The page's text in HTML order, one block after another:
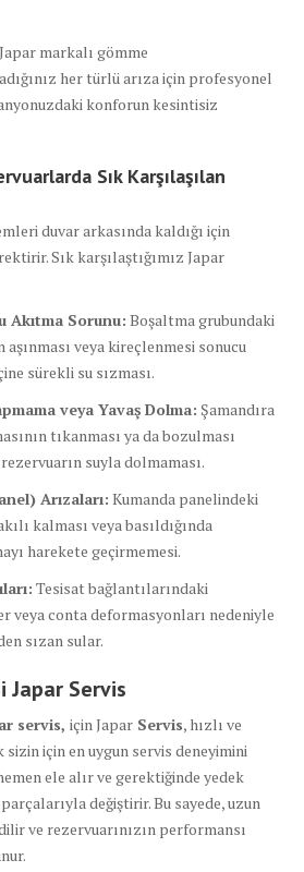
markalı gömme
her türlü arıza için profesyonel
konforun kesintisiz
Sık Karşılaşılan
duvar arkasında kaldığı için
Sık karşılaştığımız Japar
Akıtma Sorunu: Boşaltma grubundaki
aşınması veya kireçlenmesi sonucu
sürekli su sızması.
veya Yavaş Dolma: Şamandıra
tıkanması ya da bozulması
suyla dolmaması.
Arızaları: Kumanda panelindeki
kalması veya basıldığında
harekete geçirmemesi.
Tesisat bağlantılarındaki
veya conta deformasyonları nedeniyle
sızan sular.
Japar Servis
servis, için Japar Servis, hızlı ve
için en uygun servis deneyimini
ele alır ve gerektiğinde yedek
değiştirir. Bu sayede, uzun
ve rezervuarınızın performansı